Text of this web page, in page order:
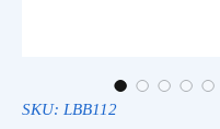
SKU: LBB112